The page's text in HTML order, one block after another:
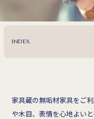
INDEX
家具蔵の無垢材家具をご
や木目、表情を心地よい